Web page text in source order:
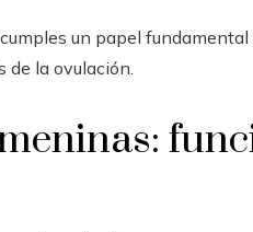
un papel
de la ovulación.